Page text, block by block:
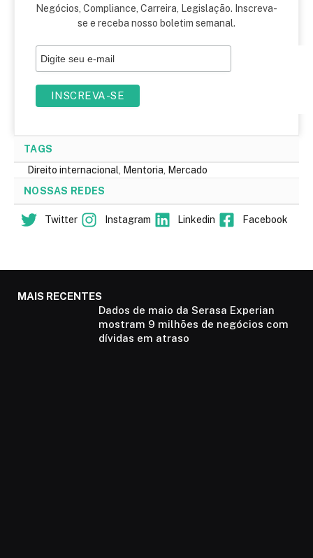
Negócios, Compliance, Carreira, Legislação. Inscreva-
se e receba nosso boletim semanal.
TAGS
Direito internacional
Mentoria
Mercado
NOSSAS REDES
Twitter Instagram Linkedin Facebook
MAIS RECENTES
Dados de maio da Serasa Experian
mostram 9 milhões de negócios com
dívidas em atraso